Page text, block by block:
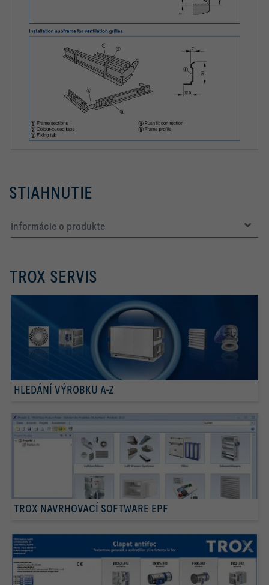
STIAHNUTIE
informácie o produkte
TROX SERVIS
HLEDÁNÍ VÝROBKU A-Z
TROX NAVRHOVACÍ SOFTWARE EPF